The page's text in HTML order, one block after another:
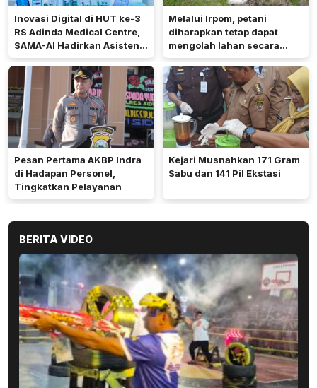
Inovasi Digital di HUT ke-3
RS Adinda Medical Centre,
SAMA-AI Hadirkan Asisten
Gizi Berbasis AI
Melalui Irpom, petani
diharapkan tetap dapat
mengolah lahan secara
optimal meski di tengah
keterbatasan air.
Pesan Pertama AKBP Indra
di Hadapan Personel,
Tingkatkan Pelayanan
Kejari Musnahkan 171 Gram
Sabu dan 141 Pil Ekstasi
BERITA VIDEO